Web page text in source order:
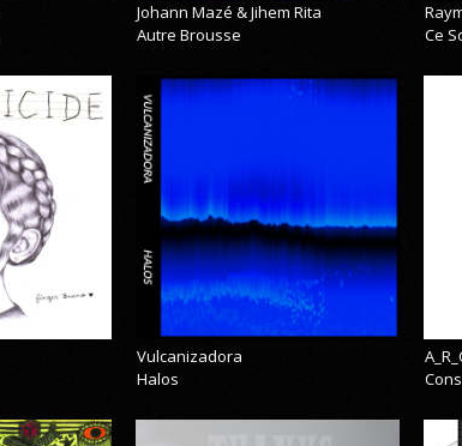
Johann Mazé & Jihem Rita
Autre Brousse
Ce
Vulcanizadora
Halos